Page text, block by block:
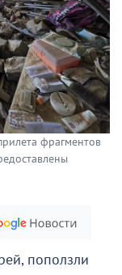
фрагментов
поползли